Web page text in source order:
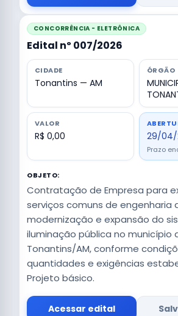
CONCORRÊNCIA - ELETRÔNICA
Edital nº 007/2026
CIDADE
Tonantins — AM
ÓRGÃO
VALOR
R$ 0,00 29/04/
Prazo
OBJETO:
Contratação de Empresa para
serviços comuns de engenharia
modernização e expansão do
iluminação pública no município
Tonantins/AM, conforme
quantidades e exigências
Projeto básico.
Acessar edital